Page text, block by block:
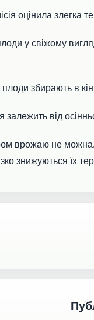
оцінила
у свіжому
плоди збирають в
залежить від
врожаю не
знижуються їх